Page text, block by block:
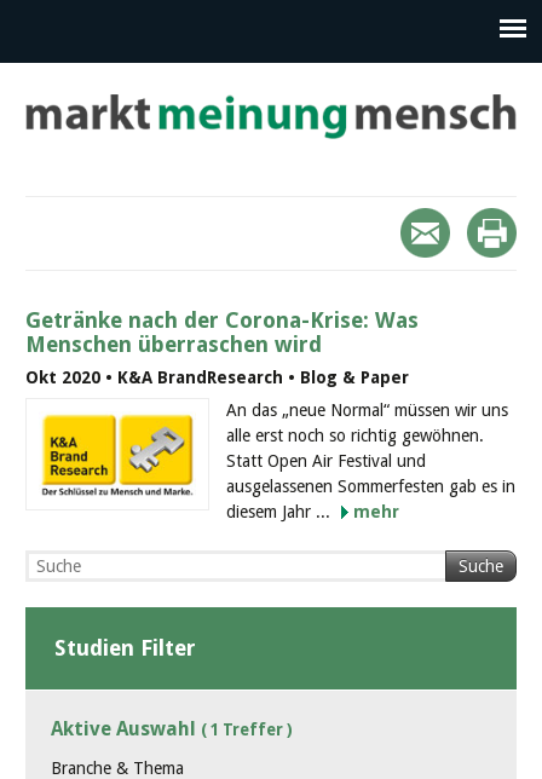
Getränke nach der Corona-Krise: Was
Menschen überraschen wird
Okt 2020 • K&A BrandResearch • Blog & Paper
An das „neue Normal“ müssen wir uns
alle erst noch so richtig gewöhnen.
Statt Open Air Festival und
ausgelassenen Sommerfesten gab es in
diesem Jahr ...
mehr
Suche
Studien Filter
Aktive Auswahl ( 1 Treffer )
Branche & Thema